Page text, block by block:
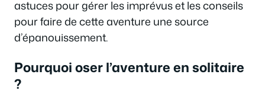
astuces pour gérer les imprévus et les conseils
pour faire de cette aventure une source
d’épanouissement.
Pourquoi oser l’aventure en solitaire
?